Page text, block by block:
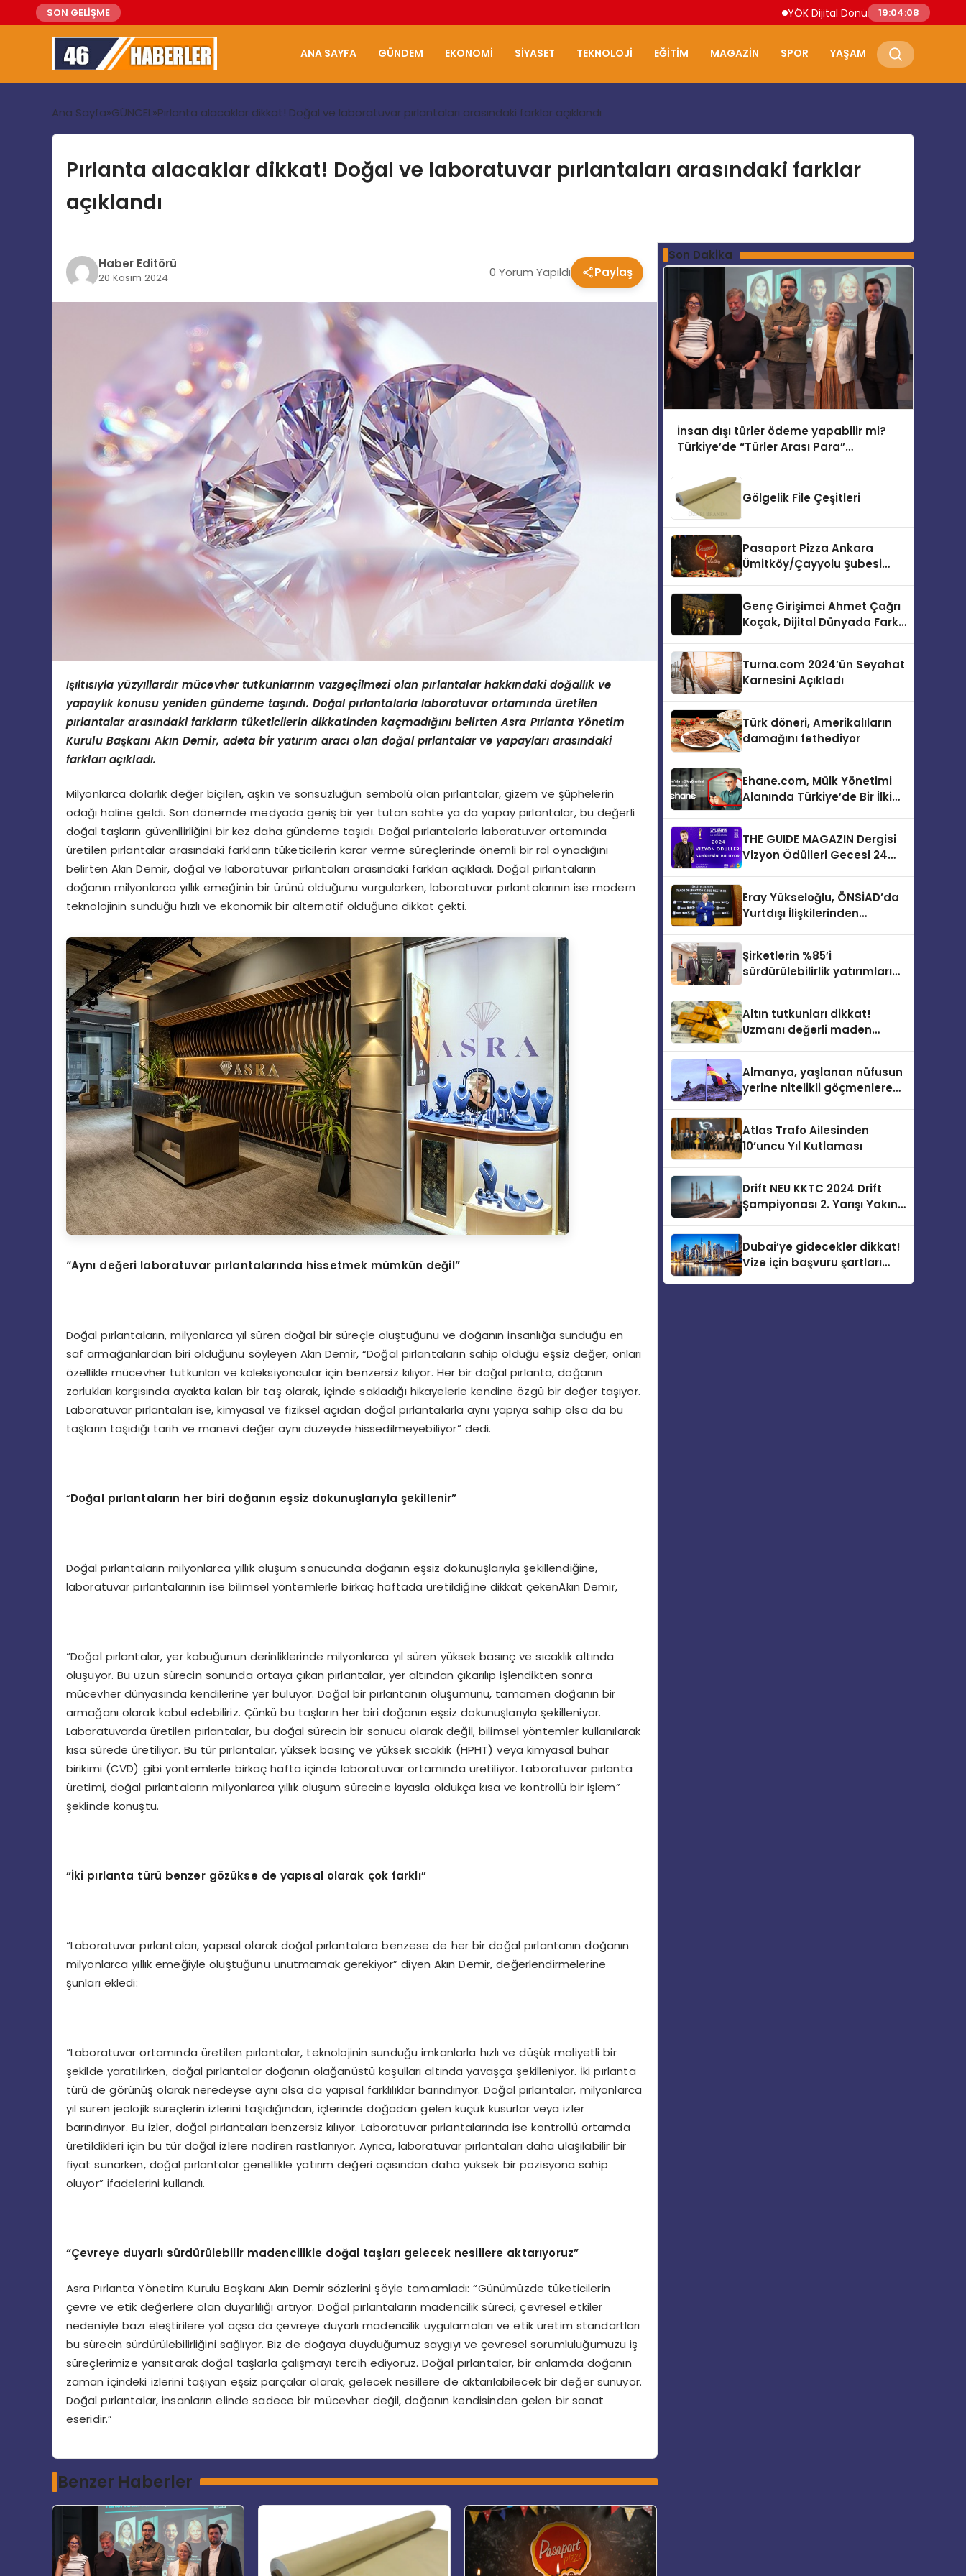
SON GELİŞME YÖK Dijital Dönüşüm İçin Bilişim Uzmanları
19:04:10
ANA SAYFA GÜNDEM EKONOMI SIYASET TEKNOLOJI EĞITIM MAGAZIN SPOR YAŞAM
Ana Sayfa GÜNCEL Pırlanta alacaklar dikkat! Doğal ve laboratuvar pırlantaları arasındaki farklar açıklandı
Pırlanta alacaklar dikkat! Doğal ve laboratuvar pırlantaları arasındaki farklar
açıklandı
Haber Editörü
20 Kasım 2024 0 Yorum Yapıldı Paylaş
Işıltısıyla yüzyıllardır mücevher tutkunlarının vazgeçilmezi olan pırlantalar hakkındaki doğallık ve
yapaylık konusu yeniden gündeme taşındı. Doğal pırlantalarla laboratuvar ortamında üretilen
pırlantalar arasındaki farkların tüketicilerin dikkatinden kaçmadığını belirten Asra Pırlanta Yönetim
Kurulu Başkanı Akın Demir, adeta bir yatırım aracı olan doğal pırlantalar ve yapayları arasındaki
farkları açıkladı.
Milyonlarca dolarlık değer biçilen, aşkın ve sonsuzluğun sembolü olan pırlantalar, gizem ve şüphelerin
odağı haline geldi. Son dönemde medyada geniş bir yer tutan sahte ya da yapay pırlantalar, bu değerli
doğal taşların güvenilirliğini bir kez daha gündeme taşıdı. Doğal pırlantalarla laboratuvar ortamında
üretilen pırlantalar arasındaki farkların tüketicilerin karar verme süreçlerinde önemli bir rol oynadığını
belirten Akın Demir, doğal ve laboratuvar pırlantaları arasındaki farkları açıkladı. Doğal pırlantaların
doğanın milyonlarca yıllık emeğinin bir ürünü olduğunu vurgularken, laboratuvar pırlantalarının ise modern
teknolojinin sunduğu hızlı ve ekonomik bir alternatif olduğuna dikkat çekti.
“Aynı değeri laboratuvar pırlantalarında hissetmek mümkün değil”
Doğal pırlantaların, milyonlarca yıl süren doğal bir süreçle oluştuğunu ve doğanın insanlığa sunduğu en
saf armağanlardan biri olduğunu söyleyen Akın Demir, “Doğal pırlantaların sahip olduğu eşsiz değer, onları
özellikle mücevher tutkunları ve koleksiyoncular için benzersiz kılıyor. Her bir doğal pırlanta, doğanın
zorlukları karşısında ayakta kalan bir taş olarak, içinde sakladığı hikayelerle kendine özgü bir değer taşıyor.
Laboratuvar pırlantaları ise, kimyasal ve fiziksel açıdan doğal pırlantalarla aynı yapıya sahip olsa da bu
taşların taşıdığı tarih ve manevi değer aynı düzeyde hissedilmeyebiliyor” dedi.
“Doğal pırlantaların her biri doğanın eşsiz dokunuşlarıyla şekillenir”
Doğal pırlantaların milyonlarca yıllık oluşum sonucunda doğanın eşsiz dokunuşlarıyla şekillendiğine,
laboratuvar pırlantalarının ise bilimsel yöntemlerle birkaç haftada üretildiğine dikkat çekenAkın Demir,
“Doğal pırlantalar, yer kabuğunun derinliklerinde milyonlarca yıl süren yüksek basınç ve sıcaklık altında
oluşuyor. Bu uzun sürecin sonunda ortaya çıkan pırlantalar, yer altından çıkarılıp işlendikten sonra
mücevher dünyasında kendilerine yer buluyor. Doğal bir pırlantanın oluşumunu, tamamen doğanın bir
armağanı olarak kabul edebiliriz. Çünkü bu taşların her biri doğanın eşsiz dokunuşlarıyla şekilleniyor.
Laboratuvarda üretilen pırlantalar, bu doğal sürecin bir sonucu olarak değil, bilimsel yöntemler kullanılarak
kısa sürede üretiliyor. Bu tür pırlantalar, yüksek basınç ve yüksek sıcaklık (HPHT) veya kimyasal buhar
birikimi (CVD) gibi yöntemlerle birkaç hafta içinde laboratuvar ortamında üretiliyor. Laboratuvar pırlanta
üretimi, doğal pırlantaların milyonlarca yıllık oluşum sürecine kıyasla oldukça kısa ve kontrollü bir işlem”
şeklinde konuştu.
“İki pırlanta türü benzer gözükse de yapısal olarak çok farklı”
“Laboratuvar pırlantaları, yapısal olarak doğal pırlantalara benzese de her bir doğal pırlantanın doğanın
milyonlarca yıllık emeğiyle oluştuğunu unutmamak gerekiyor” diyen Akın Demir, değerlendirmelerine
şunları ekledi:
“Laboratuvar ortamında üretilen pırlantalar, teknolojinin sunduğu imkanlarla hızlı ve düşük maliyetli bir
şekilde yaratılırken, doğal pırlantalar doğanın olağanüstü koşulları altında yavaşça şekilleniyor. İki pırlanta
türü de görünüş olarak neredeyse aynı olsa da yapısal farklılıklar barındırıyor. Doğal pırlantalar, milyonlarca
yıl süren jeolojik süreçlerin izlerini taşıdığından, içlerinde doğadan gelen küçük kusurlar veya izler
barındırıyor. Bu izler, doğal pırlantaları benzersiz kılıyor. Laboratuvar pırlantalarında ise kontrollü ortamda
üretildikleri için bu tür doğal izlere nadiren rastlanıyor. Ayrıca, laboratuvar pırlantaları daha ulaşılabilir bir
fiyat sunarken, doğal pırlantalar genellikle yatırım değeri açısından daha yüksek bir pozisyona sahip
oluyor” ifadelerini kullandı.
“Çevreye duyarlı sürdürülebilir madencilikle doğal taşları gelecek nesillere aktarıyoruz”
Asra Pırlanta Yönetim Kurulu Başkanı Akın Demir sözlerini şöyle tamamladı: “Günümüzde tüketicilerin
çevre ve etik değerlere olan duyarlılığı artıyor. Doğal pırlantaların madencilik süreci, çevresel etkiler
nedeniyle bazı eleştirilere yol açsa da çevreye duyarlı madencilik uygulamaları ve etik üretim standartları
bu sürecin sürdürülebilirliğini sağlıyor. Biz de doğaya duyduğumuz saygıyı ve çevresel sorumluluğumuzu iş
süreçlerimize yansıtarak doğal taşlarla çalışmayı tercih ediyoruz. Doğal pırlantalar, bir anlamda doğanın
zaman içindeki izlerini taşıyan eşsiz parçalar olarak, gelecek nesillere de aktarılabilecek bir değer sunuyor.
Doğal pırlantalar, insanların elinde sadece bir mücevher değil, doğanın kendisinden gelen bir sanat
eseridir.”
Benzer Haberler
Son Dakika
İnsan dışı türler ödeme yapabilir mi?
Türkiye’de “Türler Arası Para”
Gölgelik File Çeşitleri
Pasaport Pizza Ankara
Ümitköy/Çayyolu Şubesi
Genç Girişimci Ahmet Çağrı
Koçak, Dijital Dünyada Fark
Turna.com 2024’ün Seyahat
Karnesini Açıkladı
Türk döneri, Amerikalıların
damağını fethediyor
Ehane.com, Mülk Yönetimi
Alanında Türkiye’de Bir İlki
THE GUIDE MAGAZIN Dergisi
Vizyon Ödülleri Gecesi 24
Eray Yükseloğlu, ÖNSİAD’da
Yurtdışı İlişkilerinden
Şirketlerin %85’i
sürdürülebilirlik yatırımlarını
Altın tutkunları dikkat!
Uzmanı değerli maden
Almanya, yaşlanan nüfusun
yerine nitelikli göçmenlere
Atlas Trafo Ailesinden
10’uncu Yıl Kutlaması
Drift NEU KKTC 2024 Drift
Şampiyonası 2. Yarışı Yakın
Dubai’ye gidecekler dikkat!
Vize için başvuru şartları